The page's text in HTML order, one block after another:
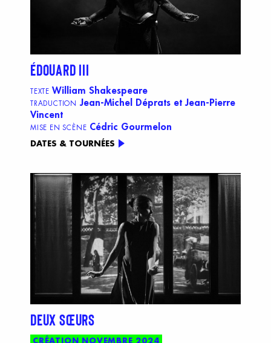
ÉDOUARD III
TEXTE William Shakespeare
TRADUCTION
Jean-Michel Déprats et Jean-Pierre
Vincent
MISE EN SCÈNE Cédric Gourmelon
DATES & TOURNÉES
DEUX SŒURS
CRÉATION NOVEMBRE 2024